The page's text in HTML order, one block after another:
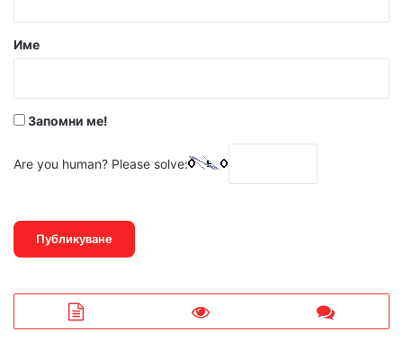
р
Име
Запомни ме!
Are you human? Please solve: